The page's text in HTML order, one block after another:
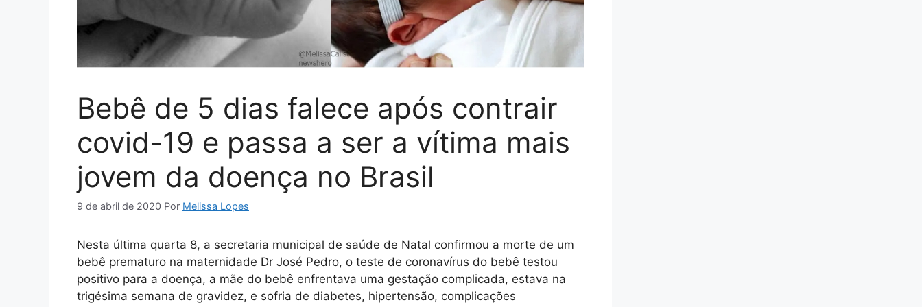
Bebê de 5 dias falece após contrair
covid-19 e passa a ser a vítima mais
jovem da doença no Brasil
9 de abril de 2020 Por Melissa Lopes
Nesta última quarta 8, a secretaria municipal de saúde de Natal confirmou a morte de um
bebê prematuro na maternidade Dr José Pedro, o teste de coronavírus do bebê testou
positivo para a doença, a mãe do bebê enfrentava uma gestação complicada, estava na
trigésima semana de gravidez, e sofria de diabetes, hipertensão, complicações